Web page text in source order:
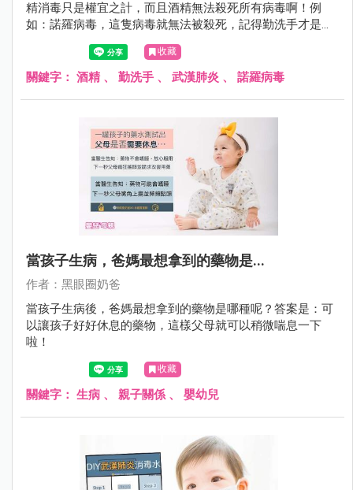
精消毒只是權宜之計，而且酒精無法殺死所有病毒啊！例
如：諾羅病毒，這隻病毒就無法被殺死，記得勤洗手才是王
收藏
關鍵字： 酒精 、 勤洗手 、 武漢肺炎 、 諾羅病毒
當孩子生病，爸媽最想拿到的藥物是...
作者：黑眼圈奶爸
當孩子生病後，爸媽最想拿到的藥物是哪種呢？答案是：可
以讓孩子好好休息的藥物，這樣父母就可以稍微喘息一下
啦！
收藏
關鍵字： 生病 、 親子關係 、 嬰幼兒